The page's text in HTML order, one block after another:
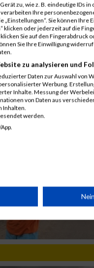
zu, wie z. B. eindeutige IDs in
Ihre
Sie können Ihre
klicken oder jederzeit auf die
Sie auf den Fingerabdruck
Sie Ihre Einwilligung
zu analysieren und
Daten zur Auswahl von
Werbung.
Inhalte. Messung der
von Daten aus
Inhalten.
werden.